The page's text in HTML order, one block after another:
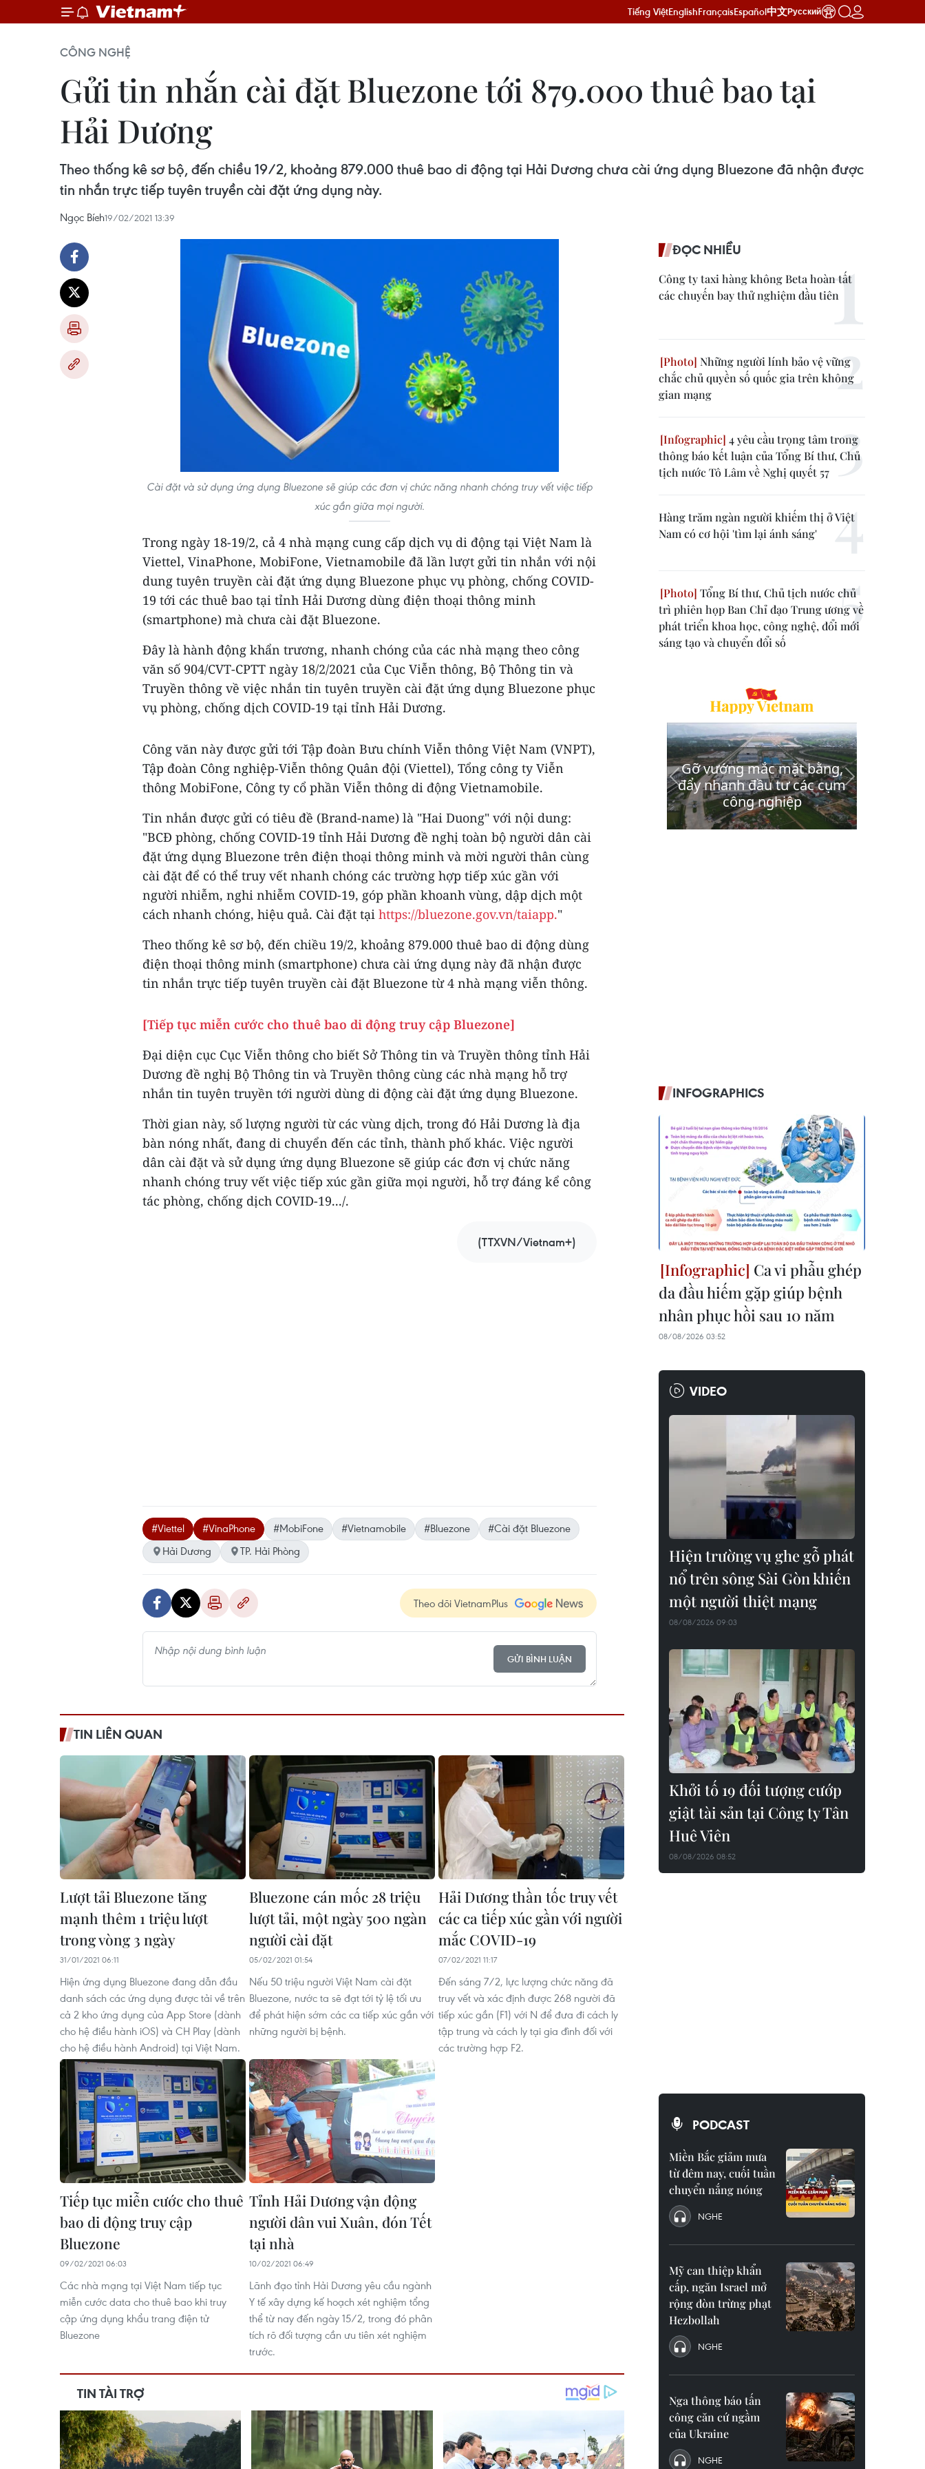
Tiếng ViệtEnglishFrançaisEspañol中文Русский
CÔNG NGHỆ
Gửi tin nhắn cài đặt Bluezone tới 879.000 thuê bao tại
Hải Dương
Theo thống kê sơ bộ, đến chiều 19/2, khoảng 879.000 thuê bao di động tại Hải Dương chưa cài ứng dụng Bluezone đã nhận được
tin nhắn trực tiếp tuyên truyền cài đặt ứng dụng này.
Ngọc Bích19/02/2021 13:39
Cài đặt và sử dụng ứng dụng Bluezone sẽ giúp các đơn vị chức năng nhanh chóng truy vết việc tiếp
xúc gần giữa mọi người.
Trong ngày 18-19/2, cả 4 nhà mạng cung cấp dịch vụ di động tại Việt Nam là
Viettel, VinaPhone, MobiFone, Vietnamobile đã lần lượt gửi tin nhắn với nội
dung tuyên truyền cài đặt ứng dụng Bluezone phục vụ phòng, chống COVID-
19 tới các thuê bao tại tỉnh Hải Dương dùng điện thoại thông minh
(smartphone) mà chưa cài đặt Bluezone.
Đây là hành động khẩn trương, nhanh chóng của các nhà mạng theo công
văn số 904/CVT-CPTT ngày 18/2/2021 của Cục Viễn thông, Bộ Thông tin và
Truyền thông về việc nhắn tin tuyên truyền cài đặt ứng dụng Bluezone phục
vụ phòng, chống dịch COVID-19 tại tỉnh Hải Dương.
Công văn này được gửi tới Tập đoàn Bưu chính Viễn thông Việt Nam (VNPT),
Tập đoàn Công nghiệp-Viễn thông Quân đội (Viettel), Tổng công ty Viễn
thông MobiFone, Công ty cổ phần Viễn thông di động Vietnamobile.
Tin nhắn được gửi có tiêu đề (Brand-name) là "Hai Duong" với nội dung:
"BCĐ phòng, chống COVID-19 tỉnh Hải Dương đề nghị toàn bộ người dân cài
đặt ứng dụng Bluezone trên điện thoại thông minh và mời người thân cùng
cài đặt để có thể truy vết nhanh chóng các trường hợp tiếp xúc gần với
người nhiễm, nghi nhiễm COVID-19, góp phần khoanh vùng, dập dịch một
cách nhanh chóng, hiệu quả. Cài đặt tại https://bluezone.gov.vn/taiapp."
Theo thống kê sơ bộ, đến chiều 19/2, khoảng 879.000 thuê bao di động dùng
điện thoại thông minh (smartphone) chưa cài ứng dụng này đã nhận được
tin nhắn trực tiếp tuyên truyền cài đặt Bluezone từ 4 nhà mạng viễn thông.
[Tiếp tục miễn cước cho thuê bao di động truy cập Bluezone]
Đại diện cục Cục Viễn thông cho biết Sở Thông tin và Truyền thông tỉnh Hải
Dương đề nghị Bộ Thông tin và Truyền thông cùng các nhà mạng hỗ trợ
nhắn tin tuyên truyền tới người dùng di động cài đặt ứng dụng Bluezone.
Thời gian này, số lượng người từ các vùng dịch, trong đó Hải Dương là địa
bàn nóng nhất, đang di chuyển đến các tỉnh, thành phố khác. Việc người
dân cài đặt và sử dụng ứng dụng Bluezone sẽ giúp các đơn vị chức năng
nhanh chóng truy vết việc tiếp xúc gần giữa mọi người, hỗ trợ đáng kể công
tác phòng, chống dịch COVID-19.../.
(TTXVN/Vietnam+)
#Viettel #VinaPhone #MobiFone #Vietnamobile #Bluezone
#Cài đặt Bluezone
Hải Dương
TP. Hải Phòng
Theo dõi VietnamPlus
GỬI BÌNH LUẬN
TIN LIÊN QUAN
Lượt tải Bluezone tăng
mạnh thêm 1 triệu lượt
trong vòng 3 ngày
31/01/2021 06:11
Hiện ứng dụng Bluezone đang dẫn đầu
danh sách các ứng dụng được tải về trên
cả 2 kho ứng dụng của App Store (dành
cho hệ điều hành iOS) và CH Play (dành
cho hệ điều hành Android) tại Việt Nam.
Bluezone cán mốc 28 triệu
lượt tải, một ngày 500 ngàn
người cài đặt
05/02/2021 01:54
Nếu 50 triệu người Việt Nam cài đặt
Bluezone, nước ta sẽ đạt tới tỷ lệ tối ưu
để phát hiện sớm các ca tiếp xúc gần với
những người bị bệnh.
Hải Dương thần tốc truy vết
các ca tiếp xúc gần với người
mắc COVID-19
07/02/2021 11:17
Đến sáng 7/2, lực lượng chức năng đã
truy vết và xác định được 268 người đã
tiếp xúc gần (F1) với N để đưa đi cách ly
tập trung và cách ly tại gia đình đối với
các trường hợp F2.
Tiếp tục miễn cước cho thuê
bao di động truy cập
Bluezone
09/02/2021 06:03
Các nhà mạng tại Việt Nam tiếp tục
miễn cước data cho thuê bao khi truy
cập ứng dụng khẩu trang điện tử
Bluezone
Tỉnh Hải Dương vận động
người dân vui Xuân, đón Tết
tại nhà
10/02/2021 06:49
Lãnh đạo tỉnh Hải Dương yêu cầu ngành
Y tế xây dựng kế hoạch xét nghiệm tổng
thể từ nay đến ngày 15/2, trong đó phân
tích rõ đối tượng cần ưu tiên xét nghiệm
trước.
ĐỌC NHIỀU
Công ty taxi hàng không Beta hoàn tất
các chuyến bay thử nghiệm đầu tiên
Những người lính bảo vệ vững
chắc chủ quyền số quốc gia trên không
gian mạng
4 yêu cầu trọng tâm trong
thông báo kết luận của Tổng Bí thư, Chủ
tịch nước Tô Lâm về Nghị quyết 57
Hàng trăm ngàn người khiếm thị ở Việt
Nam có cơ hội 'tìm lại ánh sáng'
Tổng Bí thư, Chủ tịch nước chủ
trì phiên họp Ban Chỉ đạo Trung ương về
phát triển khoa học, công nghệ, đổi mới
sáng tạo và chuyển đổi số
INFOGRAPHICS
Ca vi phẫu ghép
da đầu hiếm gặp giúp bệnh
nhân phục hồi sau 10 năm
08/08/2026 03:52
VIDEO
Hiện trường vụ ghe gỗ phát
nổ trên sông Sài Gòn khiến
một người thiệt mạng
08/08/2026 09:03
Khởi tố 19 đối tượng cướp
giật tài sản tại Công ty Tân
Huê Viên
08/08/2026 08:52
PODCAST
Miền Bắc giảm mưa
từ đêm nay, cuối tuần
chuyển nắng nóng
NGHE
Mỹ can thiệp khẩn
cấp, ngăn Israel mở
rộng đòn trừng phạt
Hezbollah
NGHE
Nga thông báo tấn
công căn cứ ngầm
của Ukraine
NGHE